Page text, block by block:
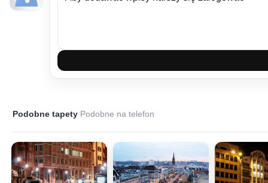
Podobne tapety Podobne na telefon